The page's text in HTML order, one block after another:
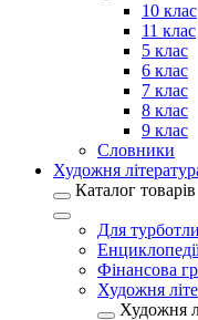
10 клас
11 клас
5 клас
6 клас
7 клас
8 клас
9 клас
Словники
Художня
Каталог товарів
Для
Фінансова
Художня
Художня